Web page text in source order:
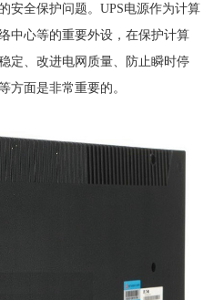
安全保护问题。UPS电源作为计算
中心等的重要外设，在保护计算
定、改进电网质量、防止瞬时停
方面是非常重要的。